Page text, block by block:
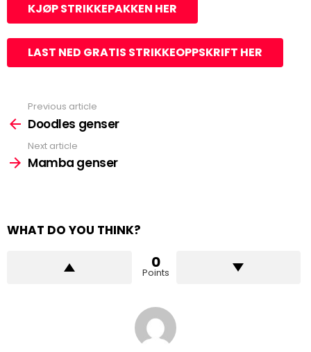
KJØP STRIKKEPAKKEN HER
LAST NED GRATIS STRIKKEOPPSKRIFT HER
more
Previous article
Doodles genser
Next article
Mamba genser
WHAT DO YOU THINK?
0
Points